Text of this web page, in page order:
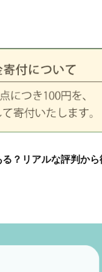
？リアルな評判から